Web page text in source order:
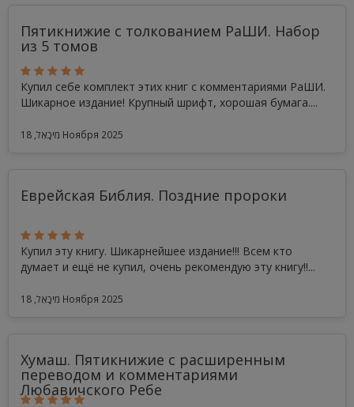
Пятикнижие с толкованием РаШИ. Набор
из 5 томов
Купил себе комплект этих книг с комментариями РаШИ.
Шикарное издание! Крупный шрифт, хорошая бумага....
מִיכָאֵל, 18 Ноября 2025
Еврейская Библия. Поздние пророки
Купил эту книгу. Шикарнейшее издание!!! Всем кто
думает и ещё не купил, очень рекомендую эту книгу!!...
מִיכָאֵל, 18 Ноября 2025
Хумаш. Пятикнижие с расширенным
переводом и комментариями
Любавичского Ребе